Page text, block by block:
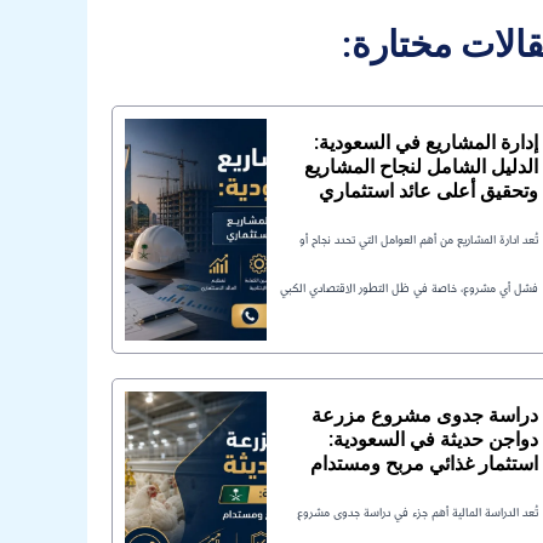
مختارة
إدارة المشاريع في السعودية:
الدليل الشامل لنجاح المشاريع
وتحقيق أعلى عائد استثماري
تُعد ادارة المشاريع من أهم العوامل التي تحدد نجاح أو
فشل أي مشروع، خاصة في ظل التطور الاقتصادي الكبي
دراسة جدوى مشروع مزرعة
دواجن حديثة في السعودية:
استثمار غذائي مربح ومستدام
تُعد الدراسة المالية أهم جزء في دراسة جدوى مشروع